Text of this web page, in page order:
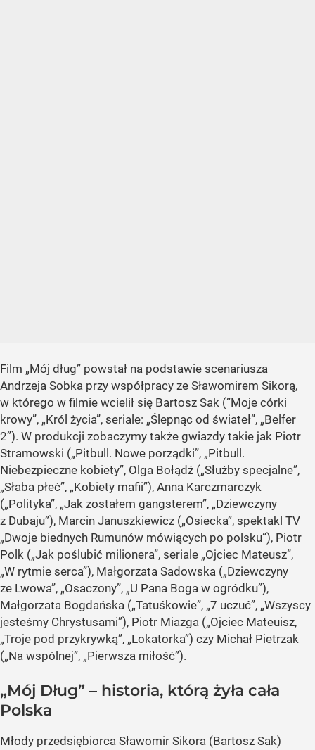
Film „Mój dług” powstał na podstawie scenariusza
Andrzeja Sobka przy współpracy ze Sławomirem Sikorą,
w którego w filmie wcielił się Bartosz Sak (”Moje córki
krowy”, „Król życia”, seriale: „Ślepnąc od świateł”, „Belfer
2”). W produkcji zobaczymy także gwiazdy takie jak Piotr
Stramowski („Pitbull. Nowe porządki”, „Pitbull.
Niebezpieczne kobiety”, Olga Bołądź („Służby specjalne”,
„Słaba płeć”, „Kobiety mafii”), Anna Karczmarczyk
(„Polityka”, „Jak zostałem gangsterem”, „Dziewczyny
z Dubaju”), Marcin Januszkiewicz („Osiecka”, spektakl TV
„Dwoje biednych Rumunów mówiących po polsku”), Piotr
Polk („Jak poślubić milionera”, seriale „Ojciec Mateusz”,
„W rytmie serca”), Małgorzata Sadowska („Dziewczyny
ze Lwowa”, „Osaczony”, „U Pana Boga w ogródku”),
Małgorzata Bogdańska („Tatuśkowie”, „7 uczuć”, „Wszyscy
jesteśmy Chrystusami”), Piotr Miazga („Ojciec Mateuisz,
„Troje pod przykrywką”, „Lokatorka”) czy Michał Pietrzak
(„Na wspólnej”, „Pierwsza miłość”).
„Mój Dług” – historia, którą żyła cała
Polska
Młody przedsiębiorca Sławomir Sikora (Bartosz Sak)